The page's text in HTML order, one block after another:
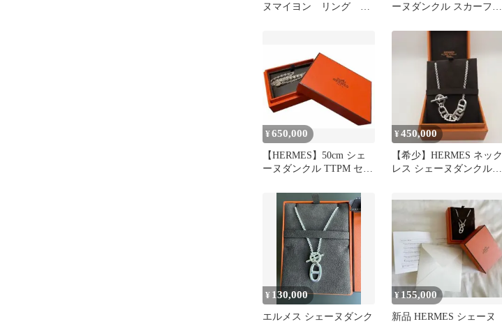
ヌマイヨン リング 20
ーヌダンクル スカーフリ
¥650,000
【HERMES】50cm シェ
ーヌダンクル TTPM セリ
¥450,000
【希少】HERMES ネック
レス シェーヌダンクル
¥ 130,000
エルメス シェーヌダンク
¥155,000
新品 HERMES シェーヌ